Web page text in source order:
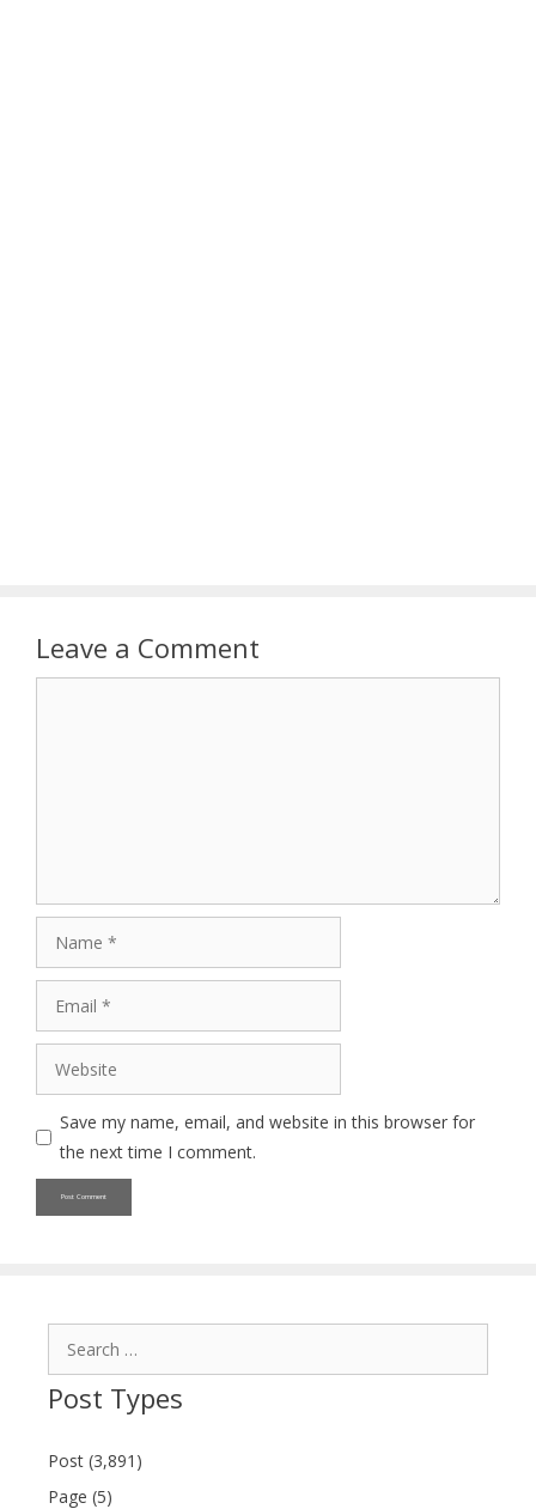
Leave a Comment
Website
Save my name, email, and website in this browser for
the next time I comment.
Post Types
Post (3,891)
Page (5)